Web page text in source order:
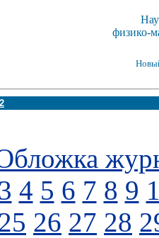
физико-
4 5 6 7 8 9
26 27 28